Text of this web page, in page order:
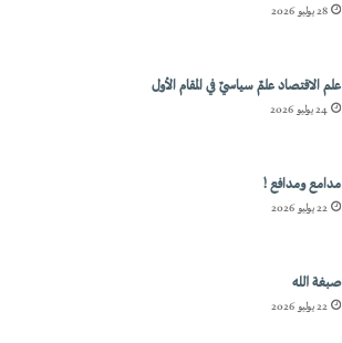
28 يوليو 2026
علم الاقتصاد علمٌ سياسيٌ في المقام الأول
24 يوليو 2026
مدامع ومدافع !
22 يوليو 2026
صبغة الله
22 يوليو 2026